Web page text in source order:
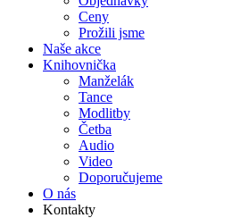
Ceny
Prožili jsme
Naše akce
Knihov­nička
Manželák
Tance
Modlitby
Četba
Audio
Video
Doporu­čujeme
O nás
Kontakty